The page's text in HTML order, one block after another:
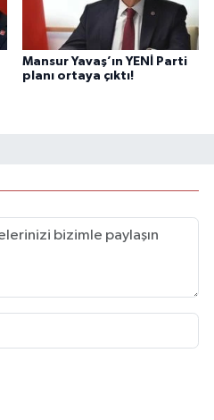
Mansur Yavaş’ın YENİ Parti
planı ortaya çıktı!